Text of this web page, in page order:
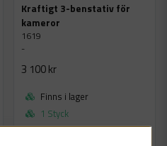
Kraftigt 3-benstativ för
kameror
1619
-
3 100 kr
Finns i lager
1 Styck